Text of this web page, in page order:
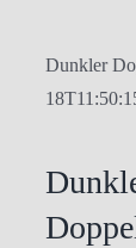
Dunkler